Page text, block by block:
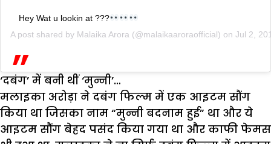
Hey Wat u lookin at ???
A post shared by Malaika Arora (@malaikaaroraofficial) on Jul 2,
‘दबंग’ में बनी थीं ‘मुन्नी’…
मलाइका अरोड़ा ने दबंग फिल्म में एक आइटम सौंग
किया था जिसका नाम “मुन्नी बदनाम हुई” था और ये
आइटम सौंग बेहद पसंद किया गया था और काफी फेमस